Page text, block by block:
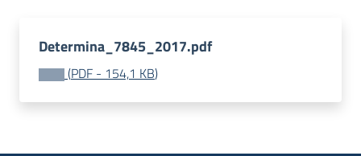
Determina_7845_2017.pdf
(PDF - 154,1 KB)